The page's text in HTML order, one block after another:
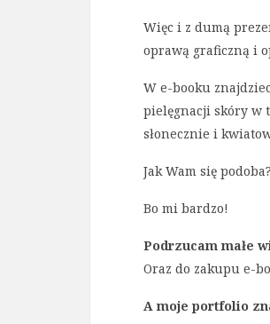
Więc i z dumą
oprawą graficzną i
W e-booku
pielęgnacji skóry w
słonecznie i
Jak Wam się podoba?
Bo mi bardzo!
Podrzucam małe
Oraz do zakupu e-
A moje portfolio